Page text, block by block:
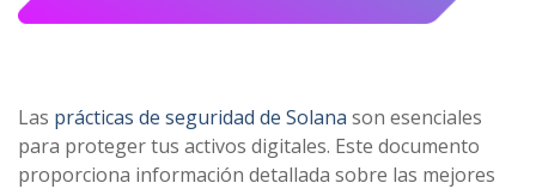
Las prácticas de seguridad de Solana son esenciales
para proteger tus activos digitales. Este documento
proporciona información detallada sobre las mejores